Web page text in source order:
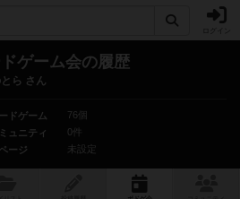
ゲーム会の履歴
とら さん
ドゲーム
76個
ュニティ
0件
ージ
未設定